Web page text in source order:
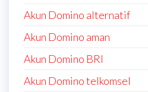
Akun Domino alternatif
Akun Domino aman
Akun Domino BRI
Akun Domino telkomsel